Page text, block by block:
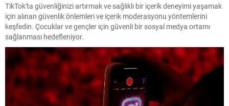
TikTok'ta güvenliğinizi artırmak ve sağlıklı bir içerik deneyimi yaşamak
için alınan güvenlik önlemleri ve içerik moderasyonu yöntemlerini
keşfedin. Çocuklar ve gençler için güvenli bir sosyal medya ortamı
sağlanması hedefleniyor.